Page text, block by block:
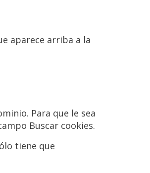
aparece arriba a la
Para que le sea
Buscar cookies.
tiene que